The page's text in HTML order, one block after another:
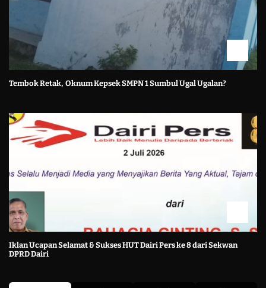
Tembok Retak, Oknum Kepsek SMPN 1 Sumbul Ugal Ugalan?
Iklan Ucapan Selamat & Sukses HUT Dairi Pers ke 8 dari Sekwan
DPRD Dairi